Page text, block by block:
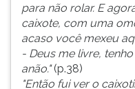
para não rolar. E
caixote, com uma
acaso você mexeu
- Deus me livre,
anão."(p.38)
"Então fui ver o